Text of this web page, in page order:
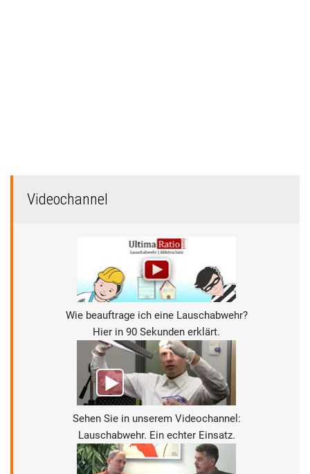
Videochannel
Wie beauftrage ich eine Lauschabwehr?
Hier in 90 Sekunden erklärt.
Sehen Sie in unserem Videochannel:
Lauschabwehr. Ein echter Einsatz.